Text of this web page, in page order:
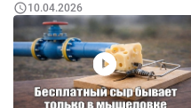
изменение Избирательного
кодекса. Роль Шора и его
влияния. Эскалация
конфликта с центром.
Сценарий разрушения
автономии. Стратегический
10.04.2026